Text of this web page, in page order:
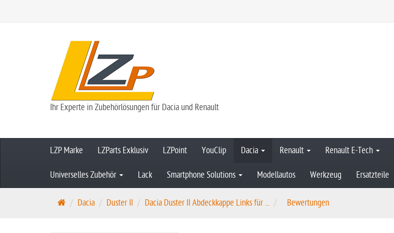
Ihr Experte in Zubehörlösungen für Dacia und Renault
LZP Marke LZParts Exklusiv LZPoint YouClip Dacia Renault Renault E-Tech
Universelles Zubehör Lack Smartphone Solutions Modellautos Werkzeug Ersatzteile
S
Dacia Duster II Dacia Duster II Abdeckkappe Links für ... Bewertungen